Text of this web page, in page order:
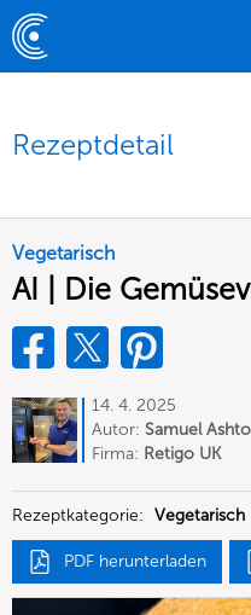
Rezeptdetail
Vegetarisch
AI | Die
14. 4. 2025
Autor: Samuel
Firma: Retigo UK
Rezeptkategorie: Vegetarisch
PDF herunterladen